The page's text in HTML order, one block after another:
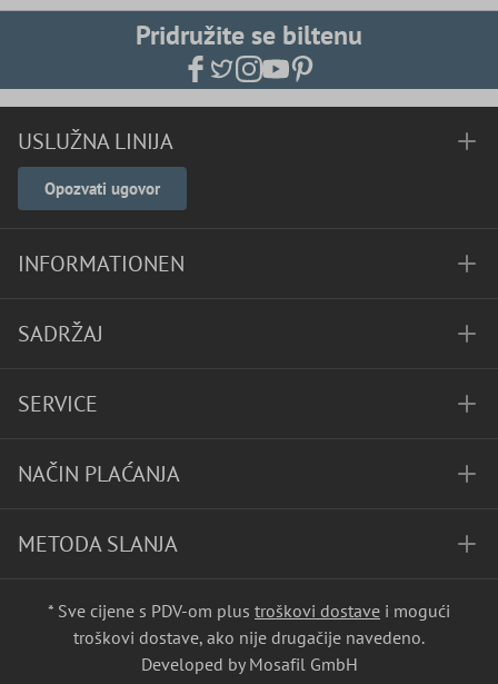
Pridružite se biltenu
USLUŽNA LINIJA
Opozvati ugovor
INFORMATIONEN
SADRŽAJ
SERVICE
NAČIN PLAĆANJA
METODA SLANJA
* Sve cijene s PDV-om plus troškovi dostave i mogući
troškovi dostave, ako nije drugačije navedeno.
Developed by Mosafil GmbH